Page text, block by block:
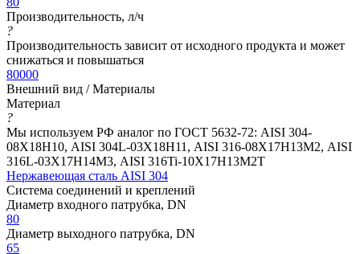
Производительность, л/ч
?
Производительность зависит от исходного продукта и может
снижаться и повышаться
80000
Внешний вид / Материалы
Материал
?
Мы используем РФ аналог по ГОСТ 5632-72: AISI 304-
08Х18Н10, AISI 304L-03Х18Н11, AISI 316-08Х17Н13М2, AISI
316L-03Х17Н14М3, AISI 316Ti-10Х17Н13М2Т
Нержавеющая сталь AISI 304
Система соединений и креплений
Диаметр входного патрубка, DN
80
Диаметр выходного патрубка, DN
65